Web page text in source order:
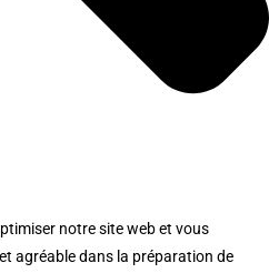
notre site web et vous
agréable dans la préparation de